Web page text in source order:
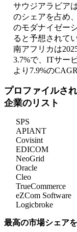
サウジアラビア
のシェアを占め
のモダナイゼー
ると予想されて
南アフリカは
3.7%で、ITサー
より7.9%の
プロファイルさ
企業のリスト
SPS
APIANT
Covisint
EDICOM
NeoGrid
Oracle
Cleo
TrueCommerce
eZCom Software
Logicbroke
最高の市場シェア